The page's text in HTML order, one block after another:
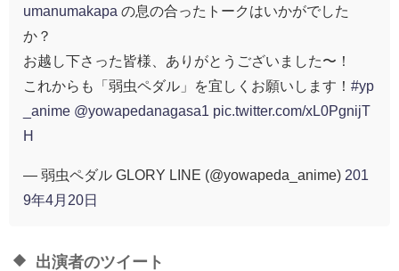
umanumakapa の息の合ったトークはいかがでした
か？
お越し下さった皆様、ありがとうございました〜！
これからも「弱虫ペダル」を宜しくお願いします！ #yp
_anime @yowapedanagasa1
pic.twitter.com/xL0PgnijT
H
— 弱虫ペダル GLORY LINE (@yowapeda_anime) 201
9年4月20日
出演者のツイート